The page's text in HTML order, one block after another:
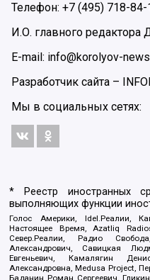
Телефон: +7 (495) 718-84-
И.О. главного редактора
E-mail: info@korolyov-
Разработчик сайта –
Мы в социальных сетях:
* Реестр иностранных
выполняющих функции
Голос Америки, Idel.Реалии,
Настоящее Время, Azatliq
Север.Реалии, Радио
Александрович, Савицкая
Евгеньевич, Камалягин
Александровна, Medusa Project,